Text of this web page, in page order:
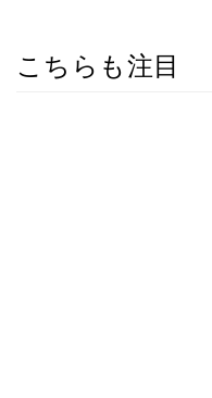
こちらも注目